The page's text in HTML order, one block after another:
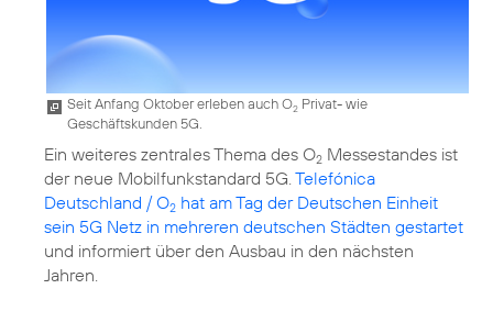
Seit Anfang Oktober erleben auch O2 Privat- wie
Geschäftskunden 5G.
Ein weiteres zentrales Thema des O2 Messestandes ist
der neue Mobilfunkstandard 5G.Telefónica
Deutschland / O2 hat am Tag der Deutschen Einheit
sein 5G Netz in mehreren deutschen Städten gestartet
und informiert über den Ausbau in den nächsten
Jahren.